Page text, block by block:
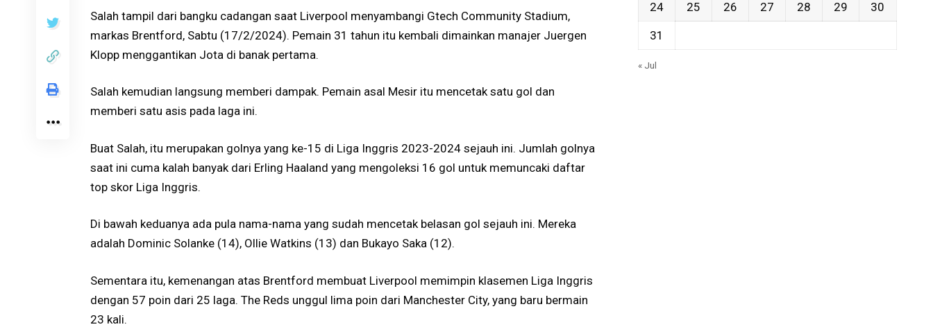
Salah tampil dari bangku cadangan saat Liverpool menyambangi Gtech Community Stadium,
markas Brentford, Sabtu (17/2/2024). Pemain 31 tahun itu kembali dimainkan manajer Juergen
Klopp menggantikan Jota di banak pertama.
Salah kemudian langsung memberi dampak. Pemain asal Mesir itu mencetak satu gol dan
memberi satu asis pada laga ini.
Buat Salah, itu merupakan golnya yang ke-15 di Liga Inggris 2023-2024 sejauh ini. Jumlah golnya
saat ini cuma kalah banyak dari Erling Haaland yang mengoleksi 16 gol untuk memuncaki daftar
top skor Liga Inggris.
Di bawah keduanya ada pula nama-nama yang sudah mencetak belasan gol sejauh ini. Mereka
adalah Dominic Solanke (14), Ollie Watkins (13) dan Bukayo Saka (12).
Sementara itu, kemenangan atas Brentford membuat Liverpool memimpin klasemen Liga Inggris
dengan 57 poin dari 25 laga. The Reds unggul lima poin dari Manchester City, yang baru bermain
23 kali.
24 25 26 27 28 29 30
31
« Jul